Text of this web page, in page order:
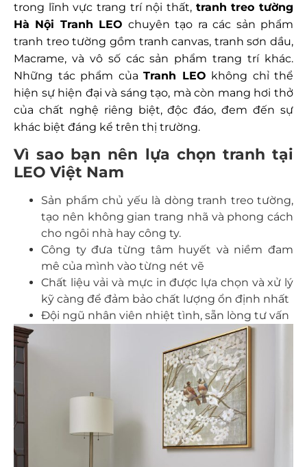
trong lĩnh vực trang trí nội thất, tranh treo tường
Hà Nội Tranh LEO chuyên tạo ra các sản phẩm
tranh treo tường gồm tranh canvas, tranh sơn dầu,
Macrame, và vô số các sản phẩm trang trí khác.
Những tác phẩm của Tranh LEO không chỉ thể
hiện sự hiện đại và sáng tạo, mà còn mang hơi thở
của chất nghệ riêng biệt, độc đáo, đem đến sự
khác biệt đáng kể trên thị trường.
Vì sao bạn nên lựa chọn tranh tại
LEO Việt Nam
Sản phẩm chủ yếu là dòng tranh treo tường,
tạo nên không gian trang nhã và phong cách
cho ngôi nhà hay công ty.
Công ty đưa từng tâm huyết và niềm đam
mê của mình vào từng nét vẽ
Chất liệu vải và mực in được lựa chọn và xử lý
kỹ càng để đảm bảo chất lượng ổn định nhất
Đội ngũ nhân viên nhiệt tình, sẵn lòng tư vấn